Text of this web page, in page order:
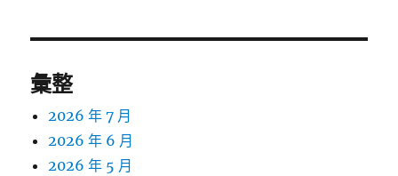
彙整
2026 年 7 月
2026 年 6 月
2026 年 5 月